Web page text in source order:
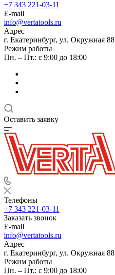
+7 343 221-03-11
E-mail
info@vertatools.ru
Адрес
г. Екатеринбург, ул. Окружная
Режим работы
Пн. – Пт.: с 9:00 до 18:00
Оставить заявку
Телефоны
+7 343 221-03-11
Заказать звонок
E-mail
info@vertatools.ru
Адрес
г. Екатеринбург, ул. Окружная
Режим работы
Пн. – Пт.: с 9:00 до 18:00